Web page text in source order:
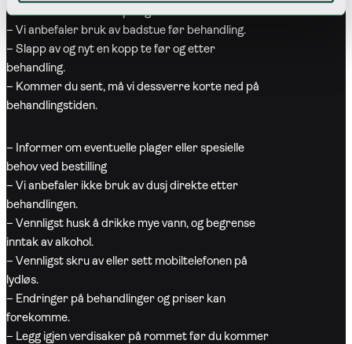
– Du får tildelt badekåpe og tøfler.
– Vi anbefaler bruk av badstue før behandling.
– Slapp av og nyt en kopp te før og etter
behandling.
– Kommer du sent, må vi dessverre korte ned på
behandlingstiden.
– Informer om eventuelle plager eller spesielle
behov ved bestilling
– Vi anbefaler ikke bruk av dusj direkte etter
behandlingen.
– Vennligst husk å drikke mye vann, og begrense
inntak av alkohol.
– Vennligst skru av eller sett mobiltelefonen på
lydløs.
– Endringer på behandlinger og priser kan
forekomme.
– Legg igjen verdisaker på rommet før du kommer